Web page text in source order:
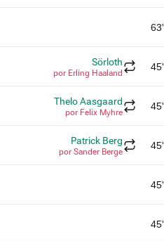
63'
Sörloth
por Erling Haaland
45'
Thelo Aasgaard
por Felix Myhre
45'
Patrick Berg
por Sander Berge
45'
45'
45'